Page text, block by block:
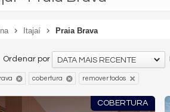
Itajaí Praia Brava
Ordenar por DATA MAIS RECENTE
cobertura remover todos
COBERTURA